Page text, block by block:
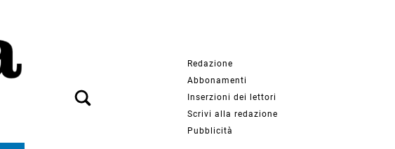
Redazione
Abbonamenti
Inserzioni dei lettori
Scrivi alla redazione
Pubblicità